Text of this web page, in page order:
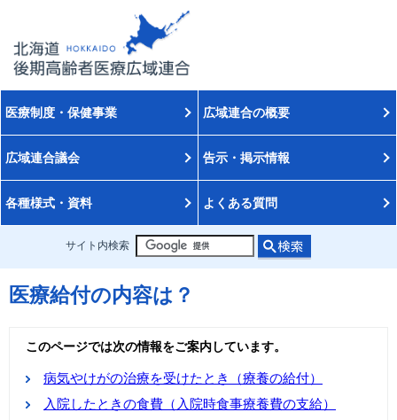
医療制度・保健事業 広域連合の概要
広域連合議会 告示・掲示情報
各種様式・資料 よくある質問
サイト内検索
医療給付の内容は？
このページでは次の情報をご案内しています。
病気やけがの治療を受けたとき（療養の給付）
入院したときの食費（入院時食事療養費の支給）